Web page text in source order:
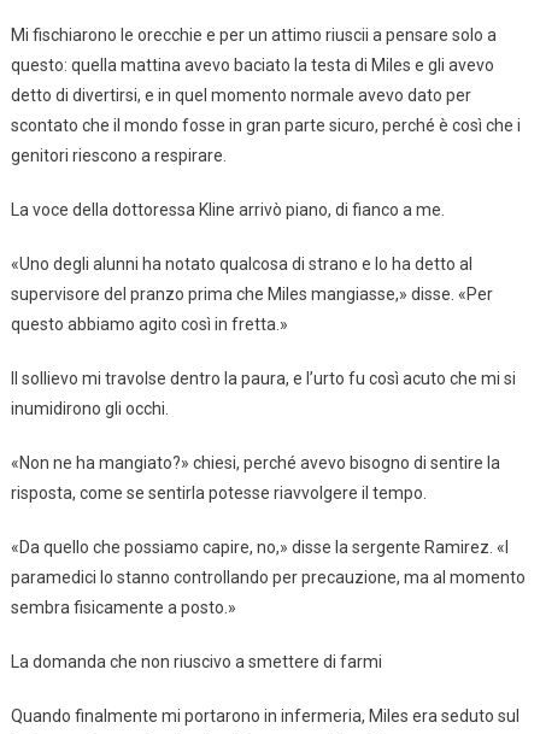
Mi fischiarono le orecchie e per un attimo riuscii a pensare solo a
questo: quella mattina avevo baciato la testa di Miles e gli avevo
detto di divertirsi, e in quel momento normale avevo dato per
scontato che il mondo fosse in gran parte sicuro, perché è così che i
genitori riescono a respirare.
La voce della dottoressa Kline arrivò piano, di fianco a me.
«Uno degli alunni ha notato qualcosa di strano e lo ha detto al
supervisore del pranzo prima che Miles mangiasse,» disse. «Per
questo abbiamo agito così in fretta.»
Il sollievo mi travolse dentro la paura, e l’urto fu così acuto che mi si
inumidirono gli occhi.
«Non ne ha mangiato?» chiesi, perché avevo bisogno di sentire la
risposta, come se sentirla potesse riavvolgere il tempo.
«Da quello che possiamo capire, no,» disse la sergente Ramirez. «I
paramedici lo stanno controllando per precauzione, ma al momento
sembra fisicamente a posto.»
La domanda che non riuscivo a smettere di farmi
Quando finalmente mi portarono in infermeria, Miles era seduto sul